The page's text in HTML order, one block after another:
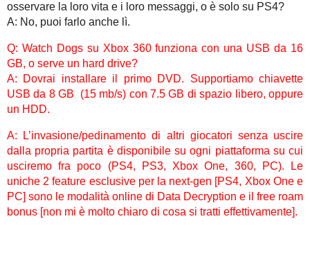
osservare la loro vita e i loro messaggi, o è solo su PS4?
A: No, puoi farlo anche lì.
Q: Watch Dogs su Xbox 360 funziona con una USB da 16
GB, o serve un hard drive?
A: Dovrai installare il primo DVD. Supportiamo chiavette
USB da 8 GB (15 mb/s) con 7.5 GB di spazio libero, oppure
un HDD.
A: L’invasione/pedinamento di altri giocatori senza uscire
dalla propria partita è disponibile su ogni piattaforma su cui
usciremo fra poco (PS4, PS3, Xbox One, 360, PC). Le
uniche 2 feature esclusive per la next-gen [PS4, Xbox One e
PC] sono le modalità online di Data Decryption e il free roam
bonus [non mi è molto chiaro di cosa si tratti effettivamente].